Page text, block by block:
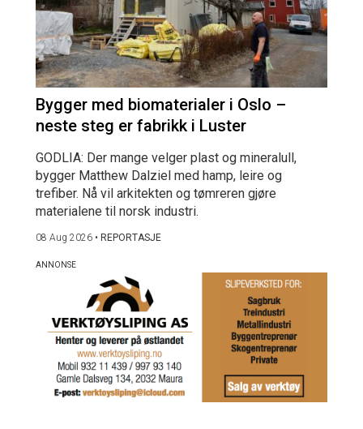
Bygger med biomaterialer i Oslo –
neste steg er fabrikk i Luster
GODLIA: Der mange velger plast og mineralull,
bygger Matthew Dalziel med hamp, leire og
trefiber. Nå vil arkitekten og tømreren gjøre
materialene til norsk industri.
08 Aug 2026 • REPORTASJE